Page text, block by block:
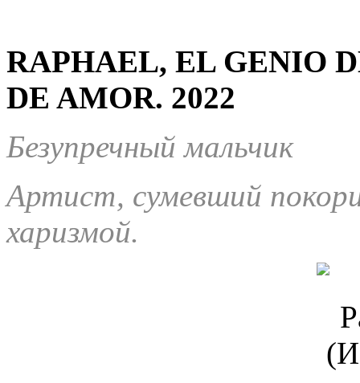
RAPHAEL, EL GENIO
DE AMOR. 2022
Безупречный мальчик
Артист, сумевший
харизмой.